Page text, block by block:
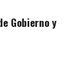
Gobierno y